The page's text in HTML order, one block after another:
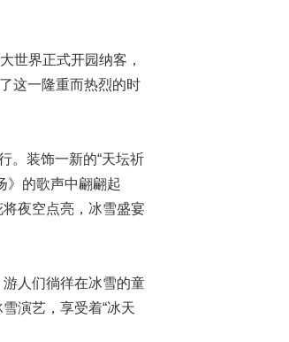
世界正式开园纳客，
这一隆重而热烈的时
。装饰一新的“天坛祈
》的歌声中翩翩起
夜空点亮，冰雪盛宴
人们徜徉在冰雪的童
演艺，享受着“冰天